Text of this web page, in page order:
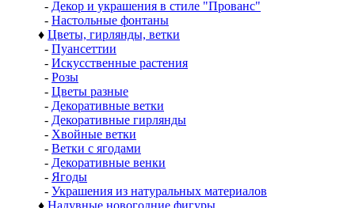
- Декор и украшения в стиле "Прованс"
- Настольные фонтаны
♦ Цветы, гирлянды, ветки
- Пуансеттии
- Искусственные растения
- Розы
- Цветы разные
- Декоративные ветки
- Декоративные гирлянды
- Хвойные ветки
- Ветки с ягодами
- Декоративные венки
- Ягоды
- Украшения из натуральных материалов
♦ Надувные новогодние фигуры